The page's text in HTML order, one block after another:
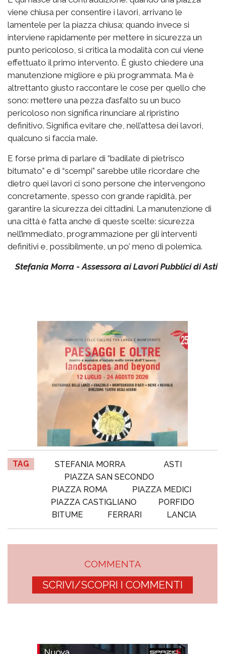
viene chiusa per consentire i lavori, arrivano le
lamentele per la piazza chiusa; quando invece si
interviene rapidamente per mettere in sicurezza un
punto pericoloso, si critica la modalità con cui viene
effettuato il primo intervento. È giusto chiedere una
manutenzione migliore e più programmata. Ma è
altrettanto giusto raccontare le cose per quello che
sono: mettere una pezza d’asfalto su un buco
pericoloso non significa rinunciare al ripristino
definitivo. Significa evitare che, nell’attesa dei lavori,
qualcuno si faccia male.
E forse prima di parlare di “badilate di pietrisco
bitumato” e di “scempi” sarebbe utile ricordare che
dietro quei lavori ci sono persone che intervengono
concretamente, spesso con grande rapidità, per
garantire la sicurezza dei cittadini. La manutenzione di
una città è fatta anche di queste scelte: sicurezza
nell’immediato, programmazione per gli interventi
definitivi e, possibilmente, un po’ meno di polemica.
Stefania Morra - Assessora ai Lavori Pubblici di Asti
TAG STEFANIA MORRA
ASTI
PIAZZA SAN SECONDO
PIAZZA ROMA
PIAZZA MEDICI
PIAZZA CASTIGLIANO
PORFIDO
BITUME
FERRARI LANCIA
COMMENTA
SCRIVI/SCOPRI I COMMENTI